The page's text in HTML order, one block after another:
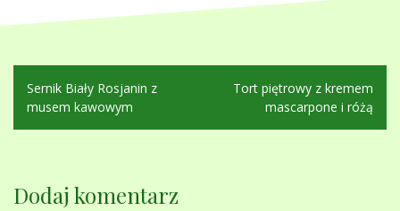
Nawigacja
wpisu
Sernik Biały Rosjanin z
musem kawowym
Tort piętrowy z kremem
mascarpone i różą
Dodaj komentarz